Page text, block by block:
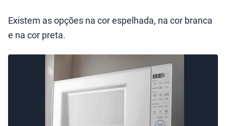
Existem as opções na cor espelhada, na cor branca
e na cor preta.